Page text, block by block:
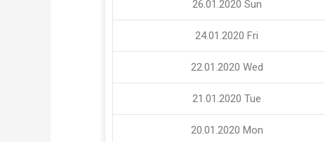
26.01.2020 Sun
24.01.2020 Fri
22.01.2020 Wed
21.01.2020Tue
20.01.2020 Mon